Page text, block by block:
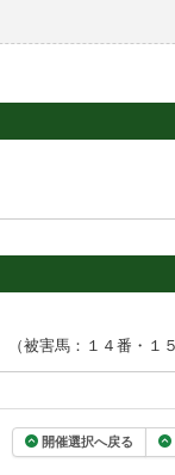
被害馬：１４番・１５
開催選択へ戻る